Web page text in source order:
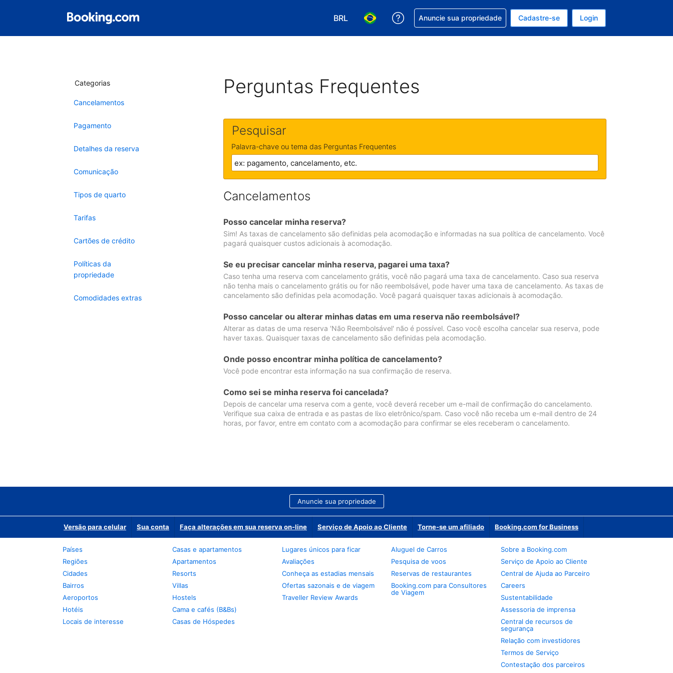
BRL
Escolha sua moeda. Atualmente, sua moeda é: Real
Escolha seu idioma. Atualmente, seu idioma é: Português (Brasil)
Receber ajuda com sua reserva
Anuncie sua propriedade Cadastre-se Login
Categorias
Cancelamentos
Pagamento
Detalhes da reserva
Comunicação
Tipos de quarto
Tarifas
Cartões de crédito
Políticas da
propriedade
Comodidades extras
Perguntas Frequentes
Pesquisar
Palavra-chave ou tema das Perguntas Frequentes
Cancelamentos
Posso cancelar minha reserva?
Sim! As taxas de cancelamento são definidas pela acomodação e informadas na sua política de cancelamento. Você
pagará quaisquer custos adicionais à acomodação.
Se eu precisar cancelar minha reserva, pagarei uma taxa?
Caso tenha uma reserva com cancelamento grátis, você não pagará uma taxa de cancelamento. Caso sua reserva
não tenha mais o cancelamento grátis ou for não reembolsável, pode haver uma taxa de cancelamento. As taxas de
cancelamento são definidas pela acomodação. Você pagará quaisquer taxas adicionais à acomodação.
Posso cancelar ou alterar minhas datas em uma reserva não reembolsável?
Alterar as datas de uma reserva 'Não Reembolsável' não é possível. Caso você escolha cancelar sua reserva, pode
haver taxas. Quaisquer taxas de cancelamento são definidas pela acomodação.
Onde posso encontrar minha política de cancelamento?
Você pode encontrar esta informação na sua confirmação de reserva.
Como sei se minha reserva foi cancelada?
Depois de cancelar uma reserva com a gente, você deverá receber um e-mail de confirmação do cancelamento.
Verifique sua caixa de entrada e as pastas de lixo eletrônico/spam. Caso você não receba um e-mail dentro de 24
horas, por favor, entre em contato com a acomodação para confirmar se eles receberam o cancelamento.
Anuncie sua propriedade
Versão para celular Sua conta Faça alterações em sua reserva on-line Serviço de Apoio ao Cliente Torne-se um afiliado Booking.com for Business
Países
Regiões
Cidades
Bairros
Aeroportos
Hotéis
Locais de interesse
Casas e apartamentos
Apartamentos
Resorts
Villas
Hostels
Cama e cafés (B&Bs)
Casas de Hóspedes
Lugares únicos para ficar
Avaliações
Conheça as estadias mensais
Ofertas sazonais e de viagem
Traveller Review Awards
Aluguel de Carros
Pesquisa de voos
Reservas de restaurantes
Booking.com para Consultores
de Viagem
Sobre a Booking.com
Serviço de Apoio ao Cliente
Central de Ajuda ao Parceiro
Careers
Sustentabilidade
Assessoria de imprensa
Central de recursos de
segurança
Relação com investidores
Termos de Serviço
Contestação dos parceiros